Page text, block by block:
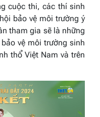
cuộc thi, các thí sinh
bảo vệ môi trường ý
tham gia sẽ là những
vệ môi trường sinh
thổ Việt Nam và trên